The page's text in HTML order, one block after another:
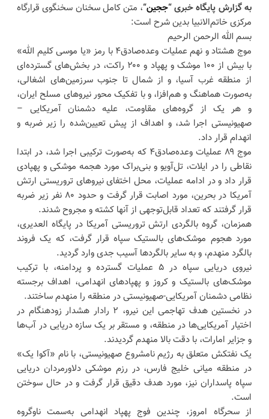
به گزارش پایگاه خبری “ججین“، متن کامل سخنان سخنگوی قرارگاه
مرکزی خاتم‌الانبیا بدین شرح است:
بسم الله الرحمن الرحیم
موج هشتاد و نهم عملیات وعده‌صادق۴ با رمز «یا موسی کلیم الله»
با بیش از ۱۰۰ موشک و پهپاد و ۲۰۰ راکت، در بخش‌های گسترده‌ای
از منطقه غرب آسیا، و از شمال تا جنوب سرزمین‌های اشغالی،
به‌صورت هماهنگ و هم‌افزا، و با تفکیک محور نیروهای مسلح ایران،
و هر یک از گروه‌های مقاومت، علیه دشمنان آمریکایی –
صهیونیستی اجرا شد، و اهداف از پیش تعیین‌شده را زیر ضربه و
انهدام قرار داد.
موج ۸۹ عملیات وعده‌صادق۴ که به‌صورت ترکیبی اجرا شد، در ابتدا
نقاطی را در ایلات، تل‌آویو و بنی‌براک مورد هجمه موشکی و پهپادی
قرار داد و در ادامه عملیات، محل اختفای نیروهای تروریستی ارتش
آمریکا در بحرین، مورد اصابت قرار گرفت و حدود ۸۰ نفر زیر ضربه
قرار گرفتند که تعداد قابل‌توجهی از آنها کشته و مجروح شدند.
همزمان، گروه بالگردی ارتش تروریستی آمریکا در پایگاه العدیری،
مورد هجوم موشک‌های بالستیک سپاه قرار گرفت، که یک فروند
بالگرد منهدم، و به سایر بالگردها آسیب جدی وارد گردید.
نیروی دریایی سپاه در ۵ عملیات گسترده و پردامنه، با ترکیب
موشک‌های بالستیک و کروز و پهپادهای انهدامی، اهداف برجسته
نظامی دشمنان آمریکایی-صهیونیستی در منطقه را منهدم ساختند.
در نخستین هدف تهاجمی این نیرو، ۲ رادار هشدار زودهنگام در
اختیار آمریکایی‌ها در منطقه، و مستقر بر یک سازه دریایی در آب‌ها
و جزایر امارات، با دقت بالا منهدم گردیدند.
یک نفتکش متعلق به رژیم نامشروع صهیونیستی، با نام «آکوا یک»
در منطقه میانی خلیج فارس، در رزم موشکی دلاورمردان دریایی
سپاه پاسداران نیز، مورد هدف دقیق قرار گرفت و در حال سوختن
است.
از سحرگاه امروز، چندین فوج پهپاد انهدامی به‌سمت ناوگروه